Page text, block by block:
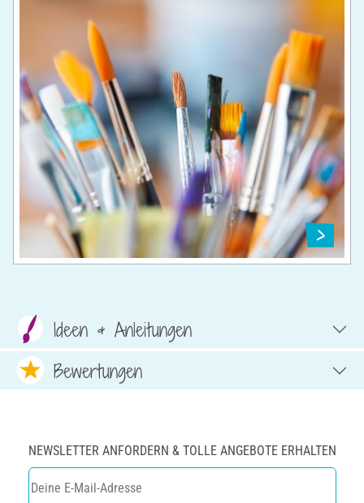
Ideen & Anleitungen
Bewertungen
NEWSLETTER ANFORDERN & TOLLE ANGEBOTE ERHALTEN